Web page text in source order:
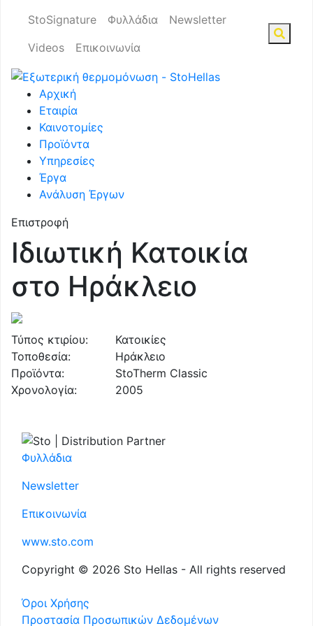
StoSignature Φυλλάδια
Newsletter
Videos
Επικοινωνία
Αρχική
Εταιρία
Καινοτομίες
Προϊόντα
Υπηρεσίες
Έργα
Ανάλυση Έργων
Επιστροφή
Ιδιωτική Κατοικία
στο Ηράκλειο
Τύπος κτιρίου:
Κατοικίες
Τοποθεσία:
Ηράκλειο
Προϊόντα:
StoTherm Classic
Χρονολογία:
2005
Φυλλάδια
Newsletter
Επικοινωνία
www.sto.com
Copyright © 2026 Sto Hellas - All rights reserved
Όροι Χρήσης
Προστασία Προσωπικών Δεδομένων